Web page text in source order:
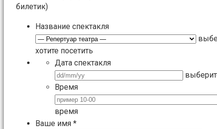
билетик)
Название спектакля
хотите посетить
Дата спектакля
Время
время
Ваше имя *